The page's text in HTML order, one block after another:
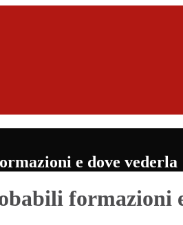
e dove vederla
formazioni